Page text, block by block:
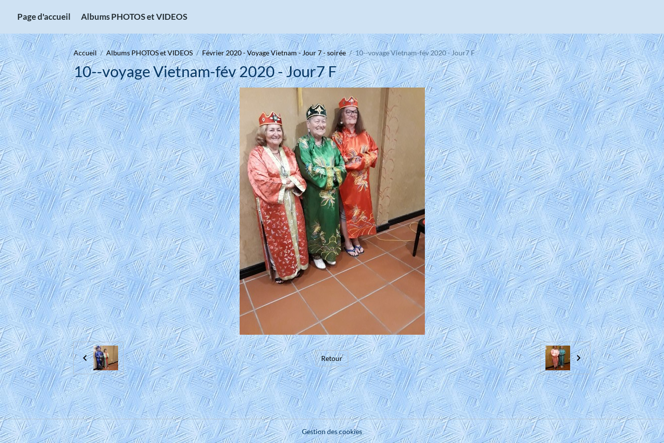
Page d'accueil Albums PHOTOS et VIDEOS
Accueil Albums PHOTOS et VIDEOS Février 2020 - Voyage Vietnam - Jour 7 - soirée 10--voyage Vietnam-fév 2020 - Jour7 F
10--voyage Vietnam-fév 2020 - Jour7 F
Retour
Gestion des cookies